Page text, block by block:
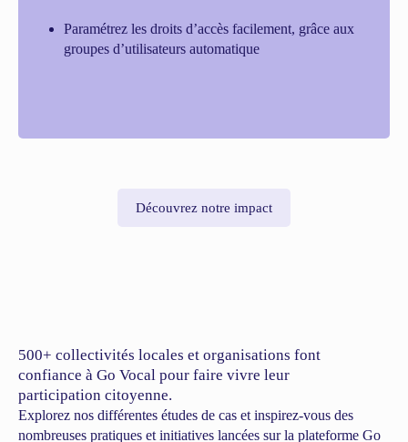
Paramétrez les droits d’accès facilement, grâce aux
groupes d’utilisateurs automatique
Découvrez notre impact
500+ collectivités locales et organisations font
confiance à Go Vocal pour faire vivre leur
participation citoyenne.
Explorez nos différentes études de cas et inspirez-vous des
nombreuses pratiques et initiatives lancées sur la plateforme Go